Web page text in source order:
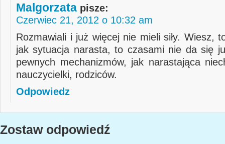
Malgorzata pisze:
Czerwiec 21, 2012 o 10:32 am
Rozmawiali i już więcej nie mieli siły. Wiesz,
jak sytuacja narasta, to czasami nie da się
pewnych mechanizmów, jak narastająca
nauczycielki, rodziców.
Odpowiedz
Zostaw odpowiedź